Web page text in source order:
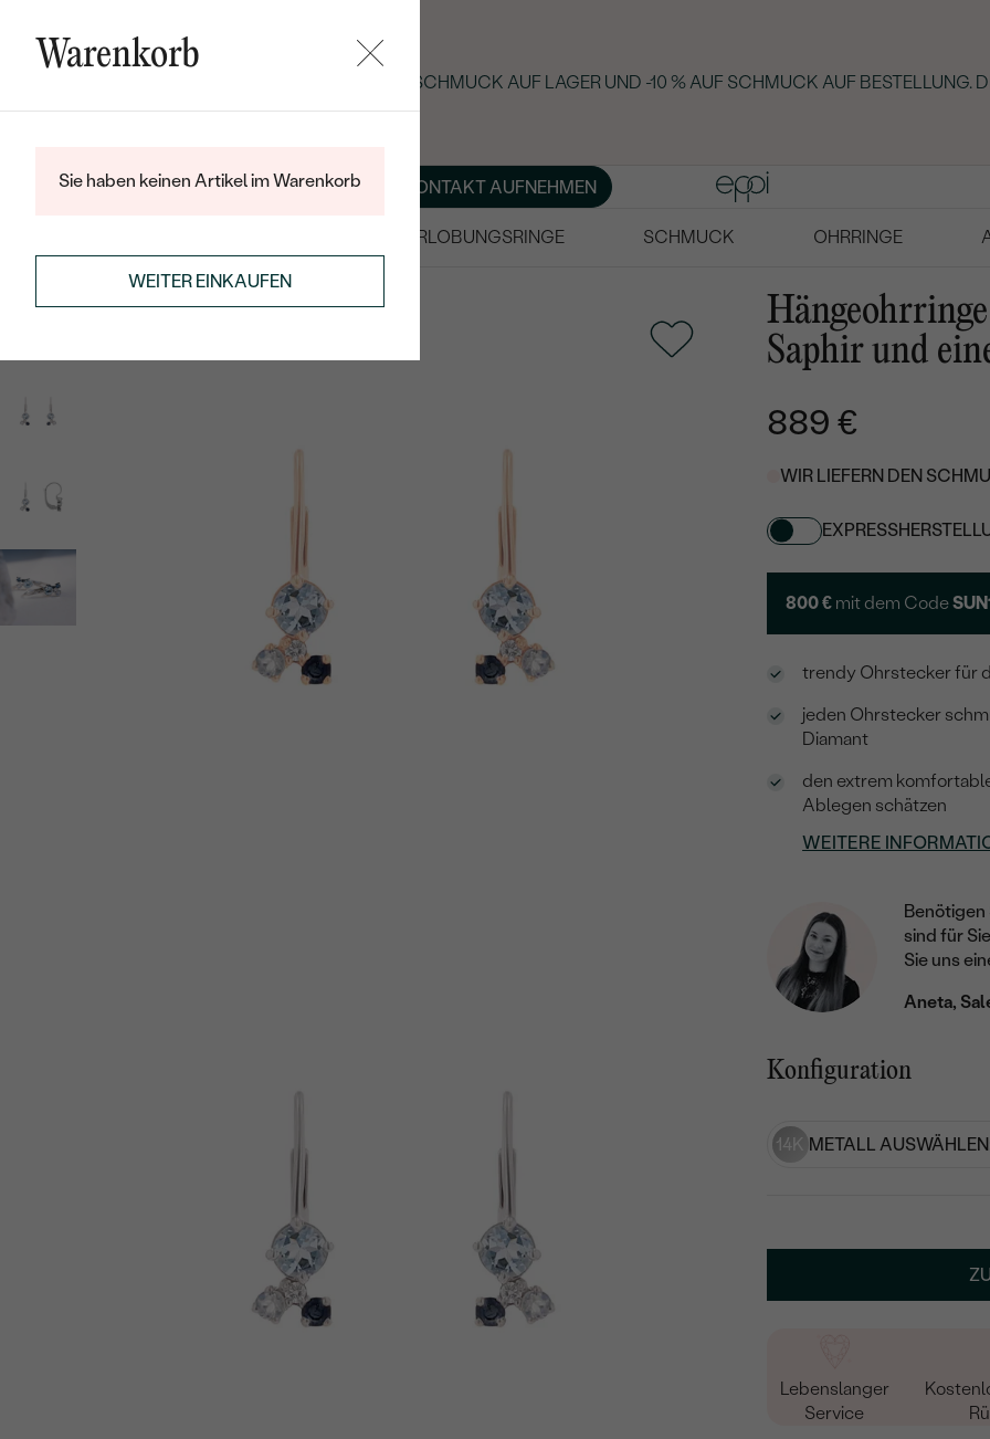
SOMMER-BLACK-FRIDAY: -25 % AUF SCHMUCK AUF LAGER UND -10 % AUF SCHMUCK AUF BESTELLUNG.
ÜBER UNS MAGAZINSCHMUCK NACH MASS KONTAKT AUFNEHMEN
VERLOBUNGSRINGE SCHMUCK OHRRINGE
OHRHÄNGER
Saphir und
889 €
WIR LIEFERN DEN
800 € mit dem Code
trendy Ohrstecker für
jeden Ohrstecker
Diamant
den extrem
Ablegen schätzen
WEITERE
Benötigen
sind für
Sie uns
Aneta,
Konfiguration
14K METALL
Lebenslanger
Service
Warenkorb
Sie haben keinen Artikel im Warenkorb
WEITER EINKAUFEN